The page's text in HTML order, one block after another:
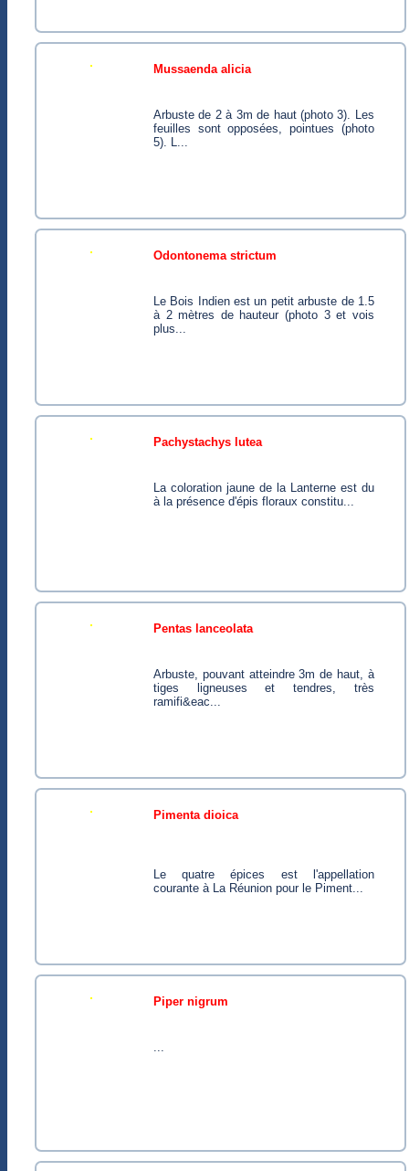
mussaenda alicia
Arbuste de 2 à 3m de haut (photo 3). Les
feuilles sont opposées, pointues (photo
5). L...
odontonema strictum
Le Bois Indien est un petit arbuste de 1.5
à 2 mètres de hauteur (photo 3 et vois
plus...
pachystachys lutea
La coloration jaune de la Lanterne est du
à la présence d'épis floraux constitu...
pentas lanceolata
Arbuste, pouvant atteindre 3m de haut, à
tiges ligneuses et tendres, très
ramifi&eac...
pimenta dioica
Le quatre épices est l'appellation
courante à La Réunion pour le Piment...
piper nigrum
...